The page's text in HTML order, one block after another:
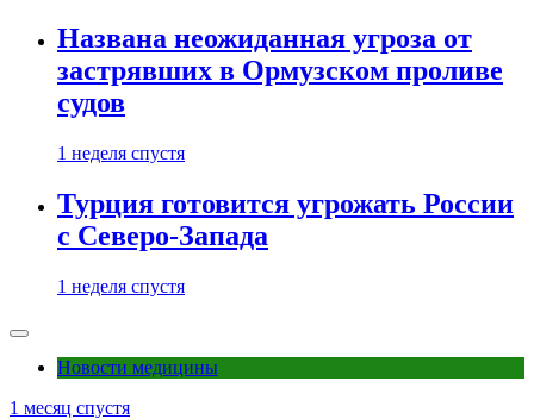
Названа неожиданная угроза от
застрявших в Ормузском проливе
судов
1 неделя спустя
Турция готовится угрожать России
с Северо-Запада
1 неделя спустя
Новости медицины
1 месяц спустя